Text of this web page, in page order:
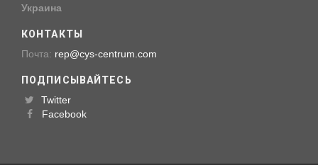
Украина
КОНТАКТЫ
Почта: rep@cys-centrum.com
ПОДПИСЫВАЙТЕСЬ
Twitter
Facebook